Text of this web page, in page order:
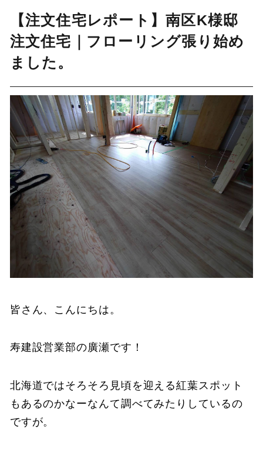
【注文住宅レポート】南区K様邸
注文住宅｜フローリング張り始め
ました。
皆さん、こんにちは。
寿建設営業部の廣瀬です！
北海道ではそろそろ見頃を迎える紅葉スポット
もあるのかなーなんて調べてみたりしているの
ですが。